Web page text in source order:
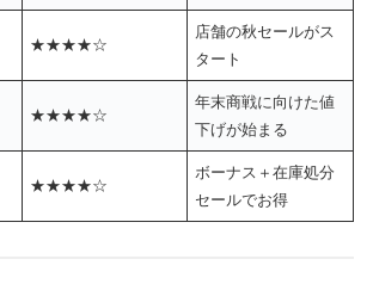
★★★★☆
店舗の秋セールがス
タート
★★★★☆
年末商戦に向けた値
下げが始まる
★★★★☆
ボーナス＋在庫処分
セールでお得